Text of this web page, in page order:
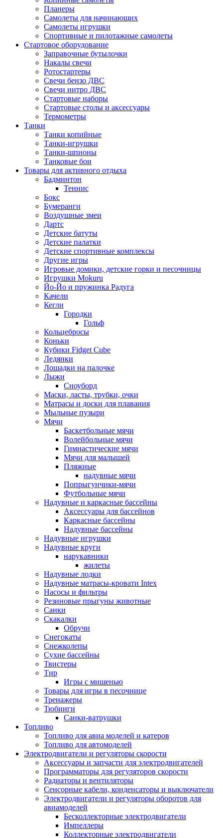
Планеры
Самолеты для начинающих
Самолеты игрушки
Спортивные и пилотажные самолеты
Стартовое оборудование
Заправочные бутылочки
Накалы свечи
Ротостартеры
Свечи бензо ДВС
Свечи нитро ДВС
Стартовые наборы
Стартовые столы и аксессуары
Термометры
Танки
Танки копийные
Танки-игрушки
Танки-шпионы
Танковые бои
Товары для активного отдыха
Бадминтон
Теннис
Бокс
Бумеранги
Воздушные змеи
Дартс
Детские батуты
Детские палатки
Детские спортивные комплексы
Другие игры
Игровые домики, детские горки и песочницы
Игрушки Mokuru
Йо-Йо и пружинка Радуга
Качели
Кегли
Городки
Гольф
Кольцебросы
Коньки
Кубики Fidget Cube
Ледянки
Лошадки на палочке
Лыжи
Сноуборд
Маски, ласты, трубки, очки
Матрасы и доски для плавания
Мыльные пузыри
Мячи
Баскетбольные мячи
Волейбольные мячи
Гимнастические мячи
Мячи для малышей
Пляжные
надувные мячи
Попрыгунчики-мячи
Футбольные мячи
Надувные и каркасные бассейны
Аксессуары для бассейнов
Каркасные бассейны
Надувные бассейны
Надувные игрушки
Надувные круги
нарукавники
жилеты
Надувные лодки
Надувные матрасы-кровати Intex
Насосы и фильтры
Резиновые прыгуны животные
Санки
Скакалки
Обручи
Снегокаты
Снежколепы
Сухие бассейны
Твистеры
Тир
Игры с мишенью
Товары для игры в песочнице
Тренажеры
Тюбинги
Санки-ватрушки
Топливо
Топливо для авиа моделей и катеров
Топливо для автомоделей
Электродвигатели и регуляторы скорости
Аксессуары и запчасти для электродвигателей
Программаторы для регуляторов скорости
Радиаторы и вентиляторы
Сенсорные кабели, конденсаторы и выключатели
Электродвигатели и регуляторы оборотов для
авиамоделей
Бесколлекторные электродвигатели
Импеллеры
Коллекторные электродвигатели